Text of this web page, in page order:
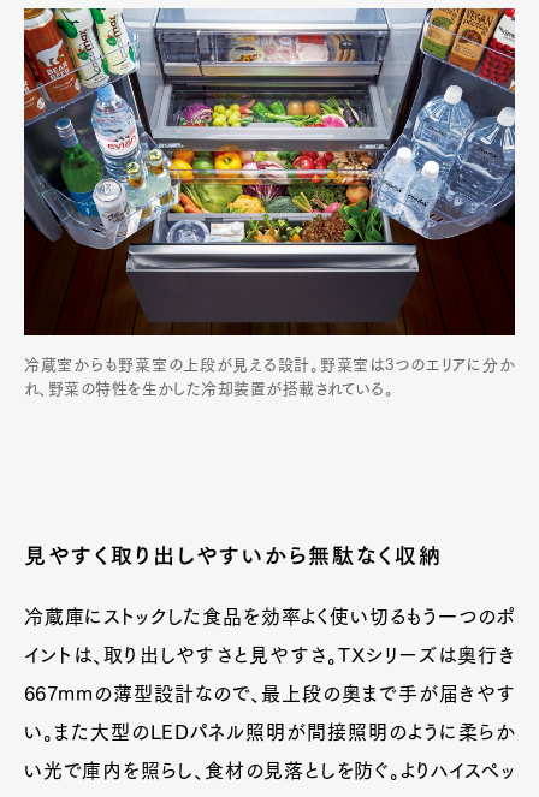
冷蔵室からも野菜室の上段が見える設計。野菜室は3つのエリアに分か
れ、野菜の特性を生かした冷却装置が搭載されている。
見やすく取り出しやすいから無駄なく収納
冷蔵庫にストックした食品を効率よく使い切るもう一つのポ
イントは、取り出しやすさと見やすさ。TXシリーズは奥行き
667mmの薄型設計なので、最上段の奥まで手が届きやす
い。また大型のLEDパネル照明が間接照明のように柔らか
い光で庫内を照らし、食材の見落としを防ぐ。よりハイスペッ